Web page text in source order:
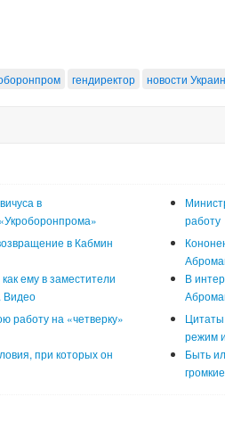
гендиректор новости
в
работу
в Кабмин
ему в заместители
Видео
В
работу на «четверку»
режим
при которых он
Быть